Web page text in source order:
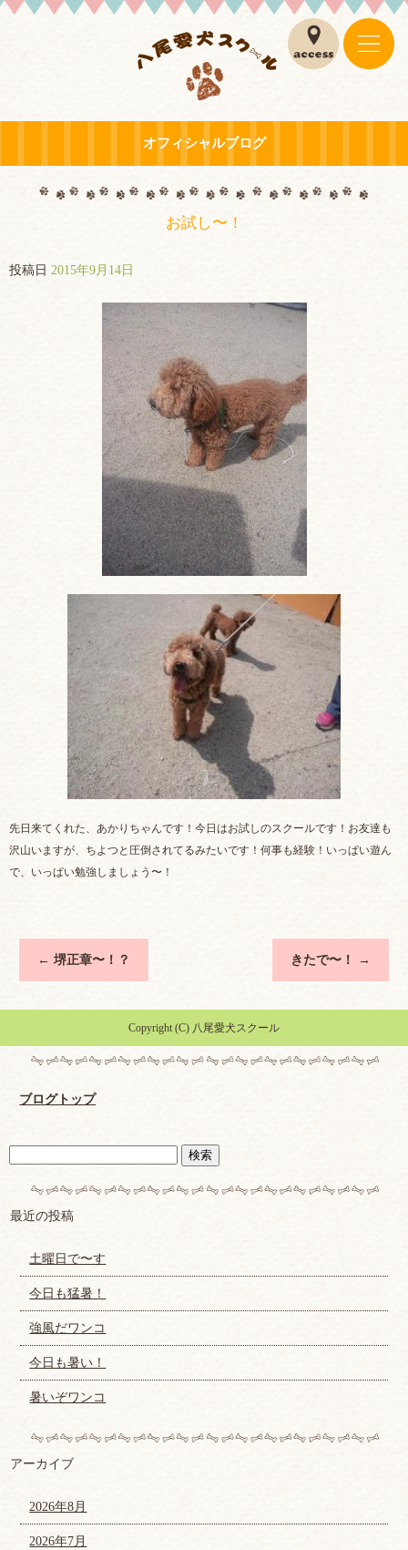
オフィシャルブログ
お試し〜！
投稿日 2015年9月14日
先日来てくれた、あかりちゃんです！今日はお試しのスクールです！お友達も
沢山いますが、ちよつと圧倒されてるみたいです！何事も経験！いっぱい遊ん
で、いっぱい勉強しましょう〜！
← 堺正章〜！？ きたで〜！ →
Copyright (C) 八尾愛犬スクール
ブログトップ
最近の投稿
土曜日で〜す
今日も猛暑！
強風だワンコ
今日も暑い！
暑いぞワンコ
アーカイブ
2026年8月
2026年7月